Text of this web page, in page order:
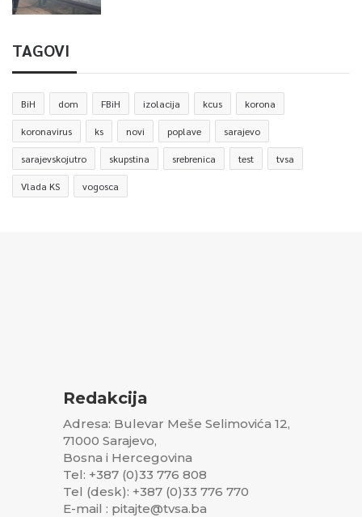
TAGOVI
BiH dom FBiH izolacija kcus korona
koronavirus ks novi poplave sarajevo
sarajevskojutro skupstina srebrenica test tvsa
Vlada KS vogosca
Redakcija
Adresa: Bulevar Meše Selimovića 12,
71000 Sarajevo,
Bosna i Hercegovina
Tel: +387 (0)33 776 808
Tel (desk): +387 (0)33 776 770
E-mail : pitajte@tvsa.ba